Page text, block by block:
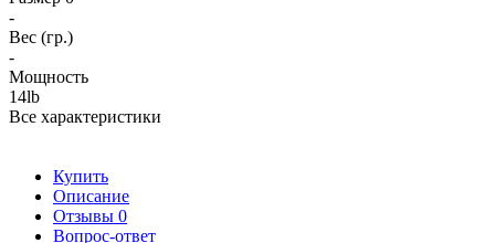
-
Вес (гр.)
-
Мощность
14lb
Все характеристики
Купить
Описание
Отзывы 0
Вопрос-ответ